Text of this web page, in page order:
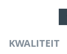
KWALITEIT